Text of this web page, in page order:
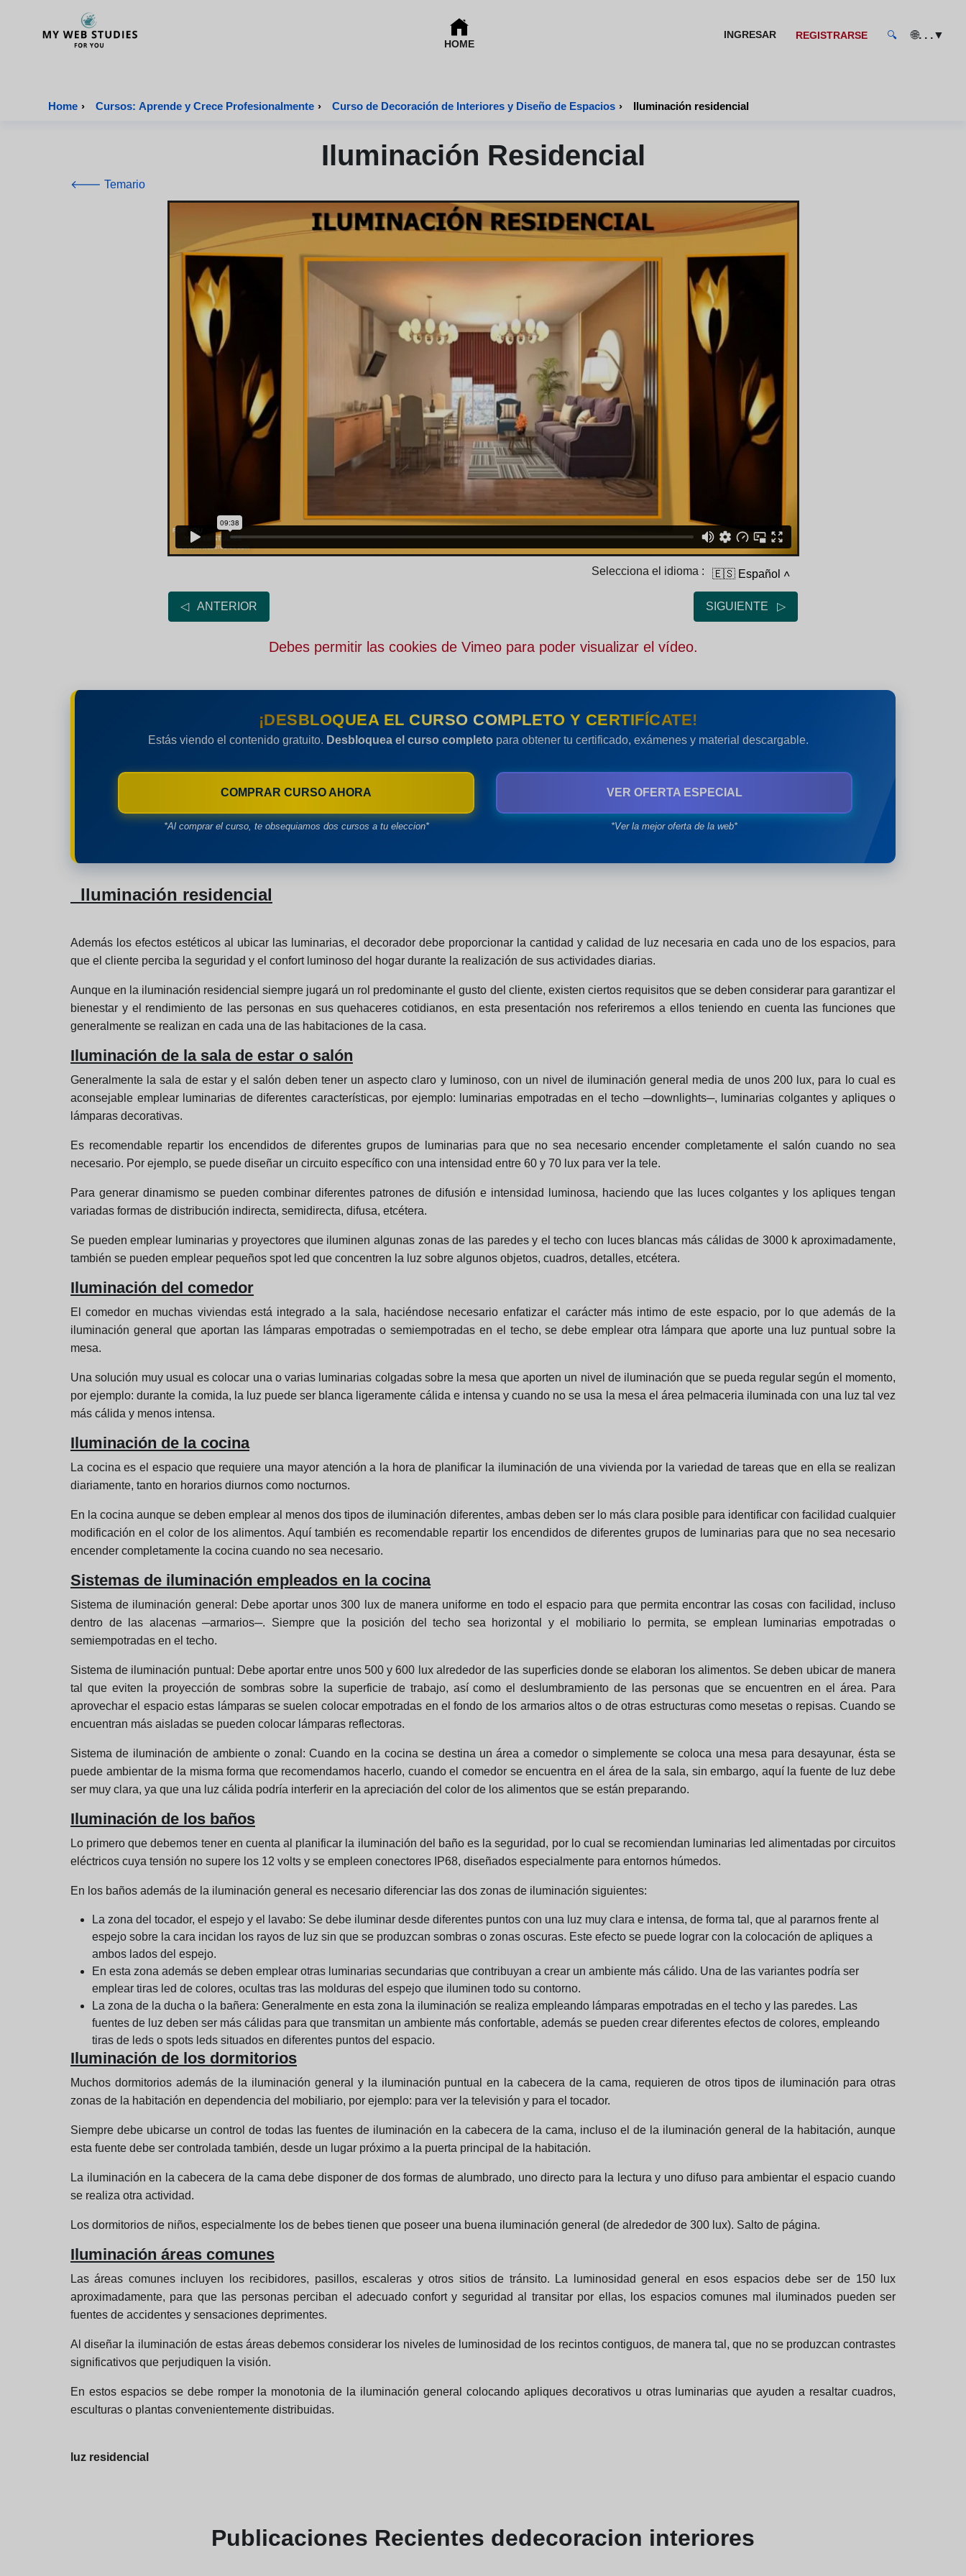
HOME
INGRESAR REGISTRARSE 🔍 🌐. . .▼
Home › Cursos: Aprende y Crece Profesionalmente › Curso de Decoración de Interiores y Diseño de Espacios › Iluminación residencial
Iluminación Residencial
🡐 Temario
Selecciona el idioma : 🇪🇸 Español ˄
◁ ANTERIOR SIGUIENTE ▷
Debes permitir las cookies de Vimeo para poder visualizar el vídeo.
¡DESBLOQUEA EL CURSO COMPLETO Y CERTIFÍCATE!
Estás viendo el contenido gratuito. Desbloquea el curso completopara obtener tu certificado, exámenes y material descargable.
COMPRAR CURSO AHORA
*Al comprar el curso, te obsequiamos dos cursos a tu eleccion*
VER OFERTA ESPECIAL
*Ver la mejor oferta de la web*
Iluminación residencial
Además los efectos estéticos al ubicar las luminarias, el decorador debe proporcionar la cantidad y calidad de luz necesaria en cada uno de los espacios, para
que el cliente perciba la seguridad y el confort luminoso del hogar durante la realización de sus actividades diarias.
Aunque en la iluminación residencial siempre jugará un rol predominante el gusto del cliente, existen ciertos requisitos que se deben considerar para garantizar el
bienestar y el rendimiento de las personas en sus quehaceres cotidianos, en esta presentación nos referiremos a ellos teniendo en cuenta las funciones que
generalmente se realizan en cada una de las habitaciones de la casa.
Iluminación de la sala de estar o salón
Generalmente la sala de estar y el salón deben tener un aspecto claro y luminoso, con un nivel de iluminación general media de unos 200 lux, para lo cual es
aconsejable emplear luminarias de diferentes características, por ejemplo: luminarias empotradas en el techo ─downlights─, luminarias colgantes y apliques o
lámparas decorativas.
Es recomendable repartir los encendidos de diferentes grupos de luminarias para que no sea necesario encender completamente el salón cuando no sea
necesario. Por ejemplo, se puede diseñar un circuito específico con una intensidad entre 60 y 70 lux para ver la tele.
Para generar dinamismo se pueden combinar diferentes patrones de difusión e intensidad luminosa, haciendo que las luces colgantes y los apliques tengan
variadas formas de distribución indirecta, semidirecta, difusa, etcétera.
Se pueden emplear luminarias y proyectores que iluminen algunas zonas de las paredes y el techo con luces blancas más cálidas de 3000 k aproximadamente,
también se pueden emplear pequeños spot led que concentren la luz sobre algunos objetos, cuadros, detalles, etcétera.
Iluminación del comedor
El comedor en muchas viviendas está integrado a la sala, haciéndose necesario enfatizar el carácter más intimo de este espacio, por lo que además de la
iluminación general que aportan las lámparas empotradas o semiempotradas en el techo, se debe emplear otra lámpara que aporte una luz puntual sobre la
mesa.
Una solución muy usual es colocar una o varias luminarias colgadas sobre la mesa que aporten un nivel de iluminación que se pueda regular según el momento,
por ejemplo: durante la comida, la luz puede ser blanca ligeramente cálida e intensa y cuando no se usa la mesa el área pelmaceria iluminada con una luz tal vez
más cálida y menos intensa.
Iluminación de la cocina
La cocina es el espacio que requiere una mayor atención a la hora de planificar la iluminación de una vivienda por la variedad de tareas que en ella se realizan
diariamente, tanto en horarios diurnos como nocturnos.
En la cocina aunque se deben emplear al menos dos tipos de iluminación diferentes, ambas deben ser lo más clara posible para identificar con facilidad cualquier
modificación en el color de los alimentos. Aquí también es recomendable repartir los encendidos de diferentes grupos de luminarias para que no sea necesario
encender completamente la cocina cuando no sea necesario.
Sistemas de iluminación empleados en la cocina
Sistema de iluminación general: Debe aportar unos 300 lux de manera uniforme en todo el espacio para que permita encontrar las cosas con facilidad, incluso
dentro de las alacenas ─armarios─. Siempre que la posición del techo sea horizontal y el mobiliario lo permita, se emplean luminarias empotradas o
semiempotradas en el techo.
Sistema de iluminación puntual: Debe aportar entre unos 500 y 600 lux alrededor de las superficies donde se elaboran los alimentos. Se deben ubicar de manera
tal que eviten la proyección de sombras sobre la superficie de trabajo, así como el deslumbramiento de las personas que se encuentren en el área. Para
aprovechar el espacio estas lámparas se suelen colocar empotradas en el fondo de los armarios altos o de otras estructuras como mesetas o repisas. Cuando se
encuentran más aisladas se pueden colocar lámparas reflectoras.
Sistema de iluminación de ambiente o zonal: Cuando en la cocina se destina un área a comedor o simplemente se coloca una mesa para desayunar, ésta se
puede ambientar de la misma forma que recomendamos hacerlo, cuando el comedor se encuentra en el área de la sala, sin embargo, aquí la fuente de luz debe
ser muy clara, ya que una luz cálida podría interferir en la apreciación del color de los alimentos que se están preparando.
Iluminación de los baños
Lo primero que debemos tener en cuenta al planificar la iluminación del baño es la seguridad, por lo cual se recomiendan luminarias led alimentadas por circuitos
eléctricos cuya tensión no supere los 12 volts y se empleen conectores IP68, diseñados especialmente para entornos húmedos.
En los baños además de la iluminación general es necesario diferenciar las dos zonas de iluminación siguientes:
La zona del tocador, el espejo y el lavabo: Se debe iluminar desde diferentes puntos con una luz muy clara e intensa, de forma tal, que al pararnos frente al
espejo sobre la cara incidan los rayos de luz sin que se produzcan sombras o zonas oscuras. Este efecto se puede lograr con la colocación de apliques a
ambos lados del espejo.
En esta zona además se deben emplear otras luminarias secundarias que contribuyan a crear un ambiente más cálido. Una de las variantes podría ser
emplear tiras led de colores, ocultas tras las molduras del espejo que iluminen todo su contorno.
La zona de la ducha o la bañera: Generalmente en esta zona la iluminación se realiza empleando lámparas empotradas en el techo y las paredes. Las
fuentes de luz deben ser más cálidas para que transmitan un ambiente más confortable, además se pueden crear diferentes efectos de colores, empleando
tiras de leds o spots leds situados en diferentes puntos del espacio.
Iluminación de los dormitorios
Muchos dormitorios además de la iluminación general y la iluminación puntual en la cabecera de la cama, requieren de otros tipos de iluminación para otras
zonas de la habitación en dependencia del mobiliario, por ejemplo: para ver la televisión y para el tocador.
Siempre debe ubicarse un control de todas las fuentes de iluminación en la cabecera de la cama, incluso el de la iluminación general de la habitación, aunque
esta fuente debe ser controlada también, desde un lugar próximo a la puerta principal de la habitación.
La iluminación en la cabecera de la cama debe disponer de dos formas de alumbrado, uno directo para la lectura y uno difuso para ambientar el espacio cuando
se realiza otra actividad.
Los dormitorios de niños, especialmente los de bebes tienen que poseer una buena iluminación general (de alrededor de 300 lux). Salto de página.
Iluminación áreas comunes
Las áreas comunes incluyen los recibidores, pasillos, escaleras y otros sitios de tránsito. La luminosidad general en esos espacios debe ser de 150 lux
aproximadamente, para que las personas perciban el adecuado confort y seguridad al transitar por ellas, los espacios comunes mal iluminados pueden ser
fuentes de accidentes y sensaciones deprimentes.
Al diseñar la iluminación de estas áreas debemos considerar los niveles de luminosidad de los recintos contiguos, de manera tal, que no se produzcan contrastes
significativos que perjudiquen la visión.
En estos espacios se debe romper la monotonia de la iluminación general colocando apliques decorativos u otras luminarias que ayuden a resaltar cuadros,
esculturas o plantas convenientemente distribuidas.
luz residencial
Publicaciones Recientes dedecoracion interiores